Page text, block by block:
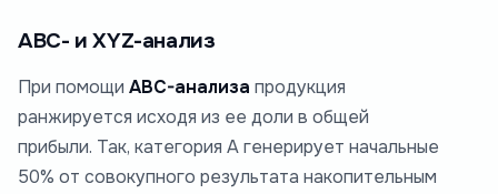
ABC- и XYZ-анализ
При помощи ABC-анализа продукция
ранжируется исходя из ее доли в общей
прибыли. Так, категория А генерирует начальные
50% от совокупного результата накопительным